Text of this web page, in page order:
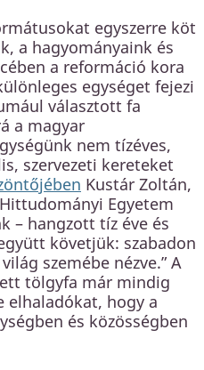
egyszerre köt
a hagyományaink és
a reformáció kora
egységet fejezi
választott fa
a magyar
nem tízéves,
szervezeti kereteket
Kustár Zoltán,
Egyetem
– hangzott tíz éve és
követjük: szabadon
szemébe nézve.” A
tölgyfa már mindig
elhaladókat, hogy a
és közösségben